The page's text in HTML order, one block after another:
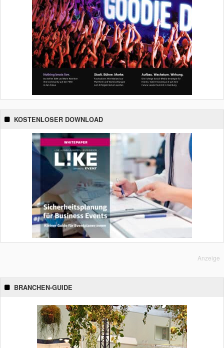
KOSTENLOSER DOWNLOAD
Anzeige
BRANCHEN-GUIDE